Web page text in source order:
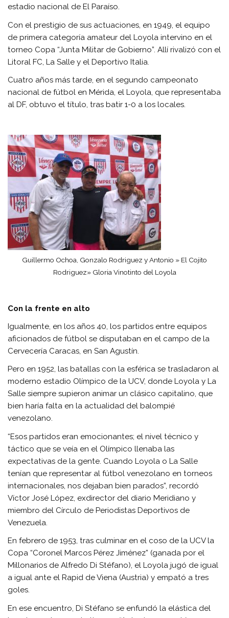
estadio nacional de El Paraíso.
Con el prestigio de sus actuaciones, en 1949, el equipo
de primera categoría amateur del Loyola intervino en el
torneo Copa “Junta Militar de Gobierno”. Allí rivalizó con el
Litoral FC, La Salle y el Deportivo Italia.
Cuatro años más tarde, en el segundo campeonato
nacional de fútbol en Mérida, el Loyola, que representaba
al DF, obtuvo el título, tras batir 1-0 a los locales.
Guillermo Ochoa, Gonzalo Rodriguez y Antonio » El Cojito
Rodriguez» Gloria Vinotinto del Loyola
Con la frente en alto
Igualmente, en los años 40, los partidos entre equipos
aficionados de fútbol se disputaban en el campo de la
Cervecería Caracas, en San Agustín.
Pero en 1952, las batallas con la esférica se trasladaron al
moderno estadio Olímpico de la UCV, donde Loyola y La
Salle siempre supieron animar un clásico capitalino, que
bien haría falta en la actualidad del balompié
venezolano.
“Esos partidos eran emocionantes; el nivel técnico y
táctico que se veía en el Olímpico llenaba las
expectativas de la gente. Cuando Loyola o La Salle
tenían que representar al fútbol venezolano en torneos
internacionales, nos dejaban bien parados”, recordó
Víctor José López, exdirector del diario Meridiano y
miembro del Círculo de Periodistas Deportivos de
Venezuela.
En febrero de 1953, tras culminar en el coso de la UCV la
Copa “Coronel Marcos Pérez Jiménez” (ganada por el
Millonarios de Alfredo Di Stéfano), el Loyola jugó de igual
a igual ante el Rapid de Viena (Austria) y empató a tres
goles.
En ese encuentro, Di Stéfano se enfundó la elástica del